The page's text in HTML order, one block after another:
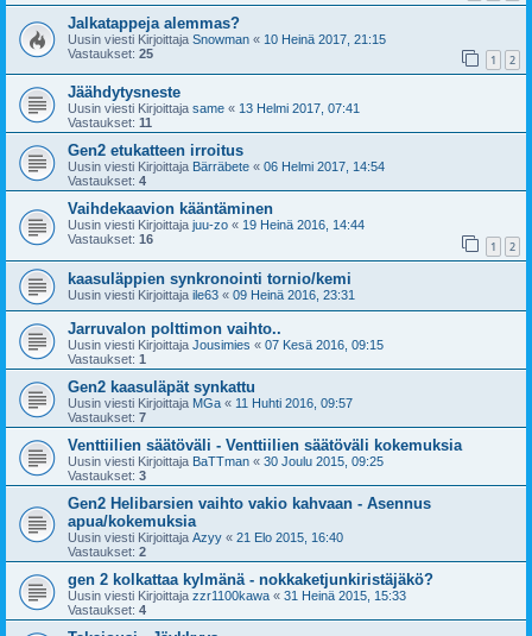
Jalkatappeja alemmas?
Uusin viesti Kirjoittaja Snowman « 10 Heinä 2017, 21:15
Vastaukset: 25 1 2
Jäähdytysneste
Uusin viesti Kirjoittaja same « 13 Helmi 2017, 07:41
Vastaukset: 11
Gen2 etukatteen irroitus
Uusin viesti Kirjoittaja Bärräbete « 06 Helmi 2017, 14:54
Vastaukset: 4
Vaihdekaavion kääntäminen
Uusin viesti Kirjoittaja juu-zo « 19 Heinä 2016, 14:44
Vastaukset: 16 1 2
kaasuläppien synkronointi tornio/kemi
Uusin viesti Kirjoittaja ile63 « 09 Heinä 2016, 23:31
Jarruvalon polttimon vaihto..
Uusin viesti Kirjoittaja Jousimies « 07 Kesä 2016, 09:15
Vastaukset: 1
Gen2 kaasuläpät synkattu
Uusin viesti Kirjoittaja MGa « 11 Huhti 2016, 09:57
Vastaukset: 7
Venttiilien säätöväli - Venttiilien säätöväli kokemuksia
Uusin viesti Kirjoittaja BaTTman « 30 Joulu 2015, 09:25
Vastaukset: 3
Gen2 Helibarsien vaihto vakio kahvaan - Asennus
apua/kokemuksia
Uusin viesti Kirjoittaja Azyy « 21 Elo 2015, 16:40
Vastaukset: 2
gen 2 kolkattaa kylmänä - nokkaketjunkiristäjäkö?
Uusin viesti Kirjoittaja zzr1100kawa « 31 Heinä 2015, 15:33
Vastaukset: 4